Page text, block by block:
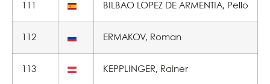
BILBAO LOPEZ DE ARMENTIA, Pello
112 ERMAKOV, Roman
113 KEPPLINGER, Rainer